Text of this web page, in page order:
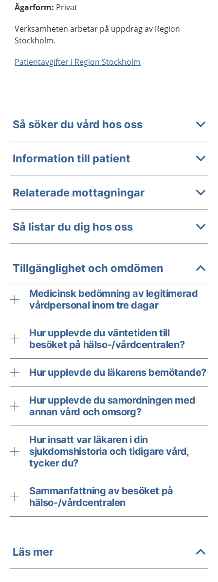
Ägarform: Privat
Verksamheten arbetar på uppdrag av Region
Stockholm.
Patientavgifter i Region Stockholm
Så söker du vård hos oss
Information till patient
Relaterade mottagningar
Så listar du dig hos oss
Tillgänglighet och omdömen
Medicinsk bedömning av legitimerad
vårdpersonal inom tre dagar
Hur upplevde du väntetiden till
besöket på hälso-/vårdcentralen?
Hur upplevde du läkarens bemötande?
Hur upplevde du samordningen med
annan vård och omsorg?
Hur insatt var läkaren i din
sjukdomshistoria och tidigare vård,
tycker du?
Sammanfattning av besöket på
hälso-/vårdcentralen
Läs mer